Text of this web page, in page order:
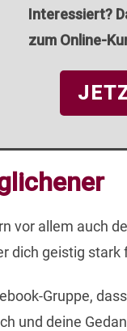
Interessiert?
zum Online-
vor allem auch
dich geistig stark
Gruppe,
und deine